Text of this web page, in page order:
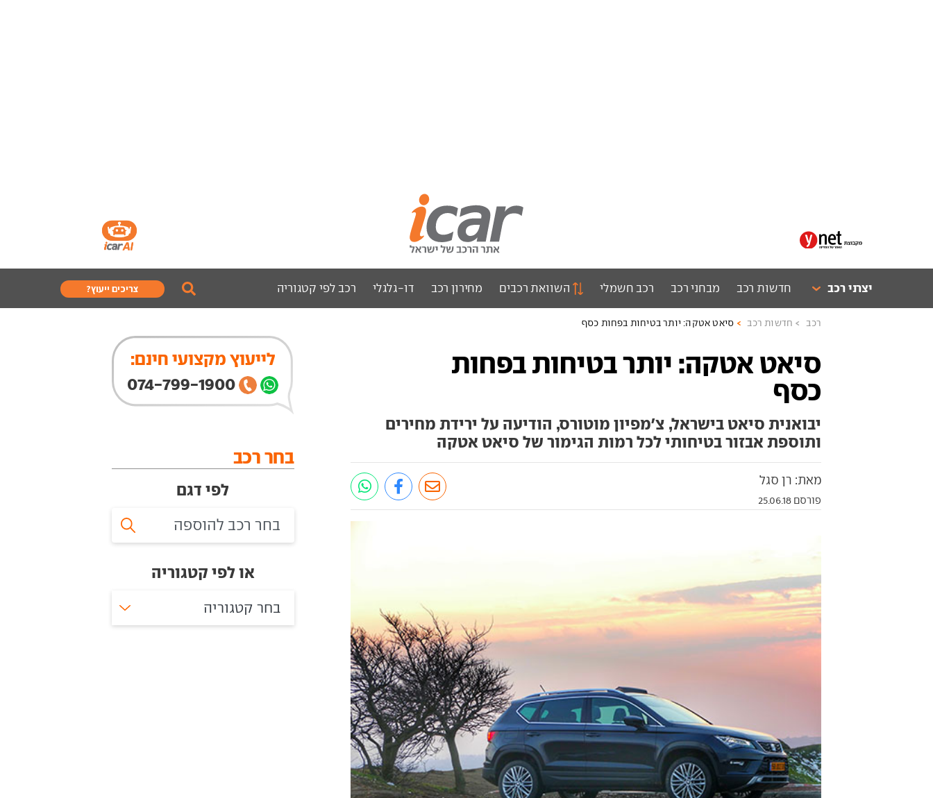
יצרני רכב חדשות רכב מבחני רכב רכב חשמלי השוואת רכבים מחירון רכב דו-גלגלי רכב לפי קטגוריה צריכים ייעוץ?
רכב חדשות רכב סיאט אטקה: יותר בטיחות בפחות כסף
סיאט אטקה: יותר בטיחות בפחות
כסף
יבואנית סיאט בישראל, צ'מפיון מוטורס, הודיעה על ירידת מחירים
ותוספת אבזור בטיחותי לכל רמות הגימור של סיאט אטקה
מאת: רן סגל
פורסם 25.06.18
לייעוץ מקצועי חינם:
074-799-1900
בחר רכב
לפי דגם
או לפי קטגוריה
בחר קטגוריה